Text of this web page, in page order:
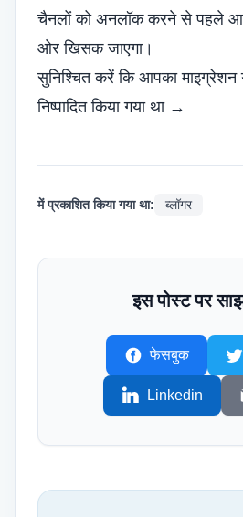
चैनलों को अनलॉक करने से पहले
ओर खिसक जाएगा।
सुनिश्चित करें कि आपका माइग्रेशन
निष्पादित किया गया था →
में प्रकाशित किया गया था: ब्लॉगर
इस पोस्ट पर
फेसबुक
Linkedin